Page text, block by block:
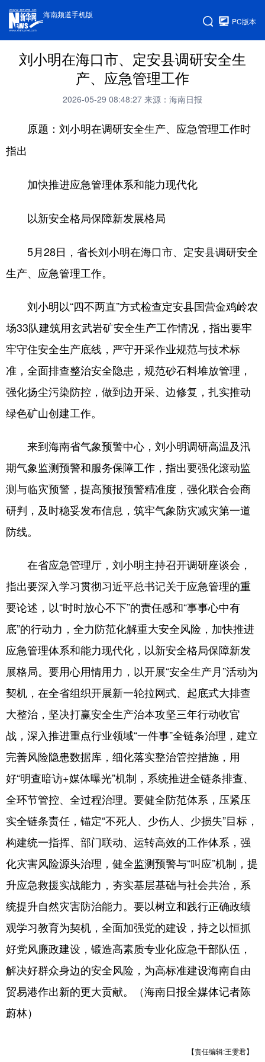
海南频道手机版
PC版本
刘小明在海口市、定安县调研安全生
产、应急管理工作
2026-05-29 08:48:27 来源：海南日报
原题：刘小明在调研安全生产、应急管理工作时
指出
加快推进应急管理体系和能力现代化
以新安全格局保障新发展格局
5月28日，省长刘小明在海口市、定安县调研安全
生产、应急管理工作。
刘小明以“四不两直”方式检查定安县国营金鸡岭农
场33队建筑用玄武岩矿安全生产工作情况，指出要牢
牢守住安全生产底线，严守开采作业规范与技术标
准，全面排查整治安全隐患，规范砂石料堆放管理，
强化扬尘污染防控，做到边开采、边修复，扎实推动
绿色矿山创建工作。
来到海南省气象预警中心，刘小明调研高温及汛
期气象监测预警和服务保障工作，指出要强化滚动监
测与临灾预警，提高预报预警精准度，强化联合会商
研判，及时稳妥发布信息，筑牢气象防灾减灾第一道
防线。
在省应急管理厅，刘小明主持召开调研座谈会，
指出要深入学习贯彻习近平总书记关于应急管理的重
要论述，以“时时放心不下”的责任感和“事事心中有
底”的行动力，全力防范化解重大安全风险，加快推进
应急管理体系和能力现代化，以新安全格局保障新发
展格局。要用心用情用力，以开展“安全生产月”活动为
契机，在全省组织开展新一轮拉网式、起底式大排查
大整治，坚决打赢安全生产治本攻坚三年行动收官
战，深入推进重点行业领域“一件事”全链条治理，建立
完善风险隐患数据库，细化落实整治管控措施，用
好“明查暗访+媒体曝光”机制，系统推进全链条排查、
全环节管控、全过程治理。要健全防范体系，压紧压
实全链条责任，锚定“不死人、少伤人、少损失”目标，
构建统一指挥、部门联动、运转高效的工作体系，强
化灾害风险源头治理，健全监测预警与“叫应”机制，提
升应急救援实战能力，夯实基层基础与社会共治，系
统提升自然灾害防治能力。要以树立和践行正确政绩
观学习教育为契机，全面加强党的建设，持之以恒抓
好党风廉政建设，锻造高素质专业化应急干部队伍，
解决好群众身边的安全风险，为高标准建设海南自由
贸易港作出新的更大贡献。（海南日报全媒体记者陈
蔚林）
【责任编辑:王雯君】